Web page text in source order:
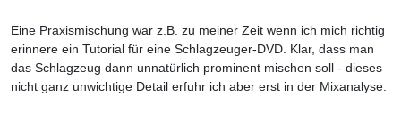
Eine Praxismischung war z.B. zu meiner Zeit wenn ich mich richtig
erinnere ein Tutorial für eine Schlagzeuger-DVD. Klar, dass man
das Schlagzeug dann unnatürlich prominent mischen soll - dieses
nicht ganz unwichtige Detail erfuhr ich aber erst in der Mixanalyse.